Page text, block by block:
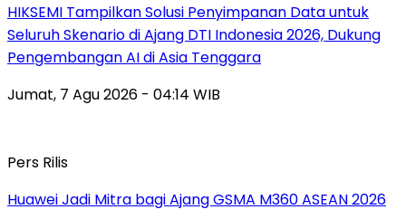
HIKSEMI Tampilkan Solusi Penyimpanan Data untuk
Seluruh Skenario di Ajang DTI Indonesia 2026, Dukung
Pengembangan AI di Asia Tenggara
Jumat, 7 Agu 2026 - 04:14 WIB
Pers Rilis
Huawei Jadi Mitra bagi Ajang GSMA M360 ASEAN 2026